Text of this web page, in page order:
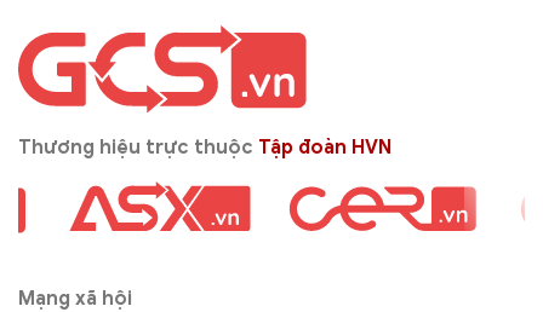
Thương hiệu trực thuộc Tập đoàn HVN
Mạng xã hội